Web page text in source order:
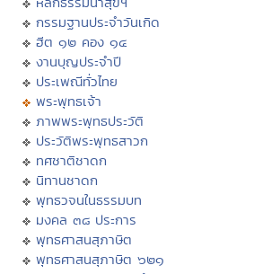
กรรมฐานประจำวันเกิด
ฮีต ๑๒ คอง ๑๔
งานบุญประจำปี
ประเพณีทั่วไทย
พระพุทธเจ้า
ภาพพระพุทธประวัติ
ประวัติพระพุทธสาวก
ทศชาติชาดก
นิทานชาดก
พุทธวจนในธรรมบท
มงคล ๓๘ ประการ
พุทธศาสนสุภาษิต
พุทธศาสนสุภาษิต ๖๒๑